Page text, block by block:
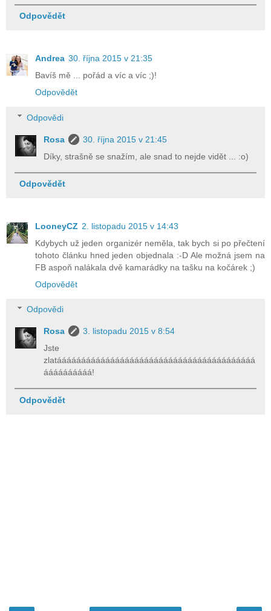
Odpovědět
Andrea 30. října 2015 v 21:35
Bavíš mě ... pořád a víc a víc ;)!
Odpovědět
Odpovědi
Rosa
30. října 2015 v 21:45
Díky, strašně se snažím, ale snad to nejde vidět ... :o)
Odpovědět
LooneyCZ 2. listopadu 2015 v 14:43
Kdybych už jeden organizér neměla, tak bych si po přečtení
tohoto článku hned jeden objednala :-D Ale možná jsem na
FB aspoň nalákala dvě kamarádky na tašku na kočárek ;)
Odpovědět
Odpovědi
Rosa
3. listopadu 2015 v 8:54
Jste
zlatááááááááááááááááááááááááááááááááááááááááá
áááááááááá!
Odpovědět